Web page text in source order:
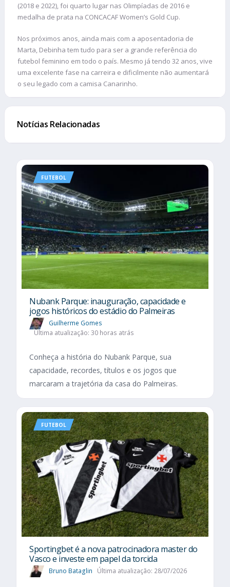
(2018 e 2022), foi quarto lugar nas Olimpíadas de 2016 e
medalha de prata na CONCACAF Women’s Gold Cup.
Nos próximos anos, ainda mais com a aposentadoria de
Marta, Debinha tem tudo para ser a grande referência do
futebol feminino em todo o país. Mesmo já tendo 32 anos, vive
uma excelente fase na carreira e dificilmente não aumentará
o seu legado com a camisa Canarinho.
Notícias Relacionadas
FUTEBOL
Nubank Parque: inauguração, capacidade e
jogos históricos do estádio do Palmeiras
Guilherme Gomes
Última atualização: 30 horas atrás
Conheça a história do Nubank Parque, sua
capacidade, recordes, títulos e os jogos que
marcaram a trajetória da casa do Palmeiras.
FUTEBOL
Sportingbet é a nova patrocinadora master do
Vasco e investe em papel da torcida
Bruno Bataglin Última atualização: 28/07/2026